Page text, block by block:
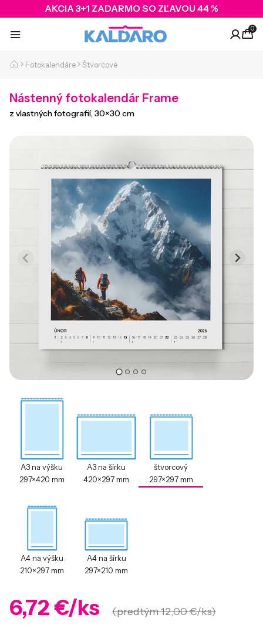
AKCIA 3+1 ZADARMO SO ZĽAVOU 44 %
0
Fotokalendáre Štvorcové
Nástenný fotokalendár Frame
z vlastných fotografií, 30×30 cm
A3 na výšku
297×420 mm
A3 na šírku
420×297 mm
štvorcový
297×297 mm
A4 na výšku
210×297 mm
A4 na šírku
297×210 mm
6,72 €/ks (predtým 12,00 €/ks)